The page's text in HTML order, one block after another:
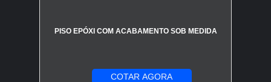
PISO EPÓXI COM ACABAMENTO SOB MEDIDA
COTAR AGORA